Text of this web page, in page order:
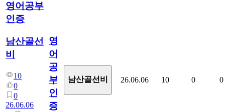
영어공부
인증
남산골선
비
10
0
0
26.06.06
영
어
공
부
인
증
남산골선비 26.06.06 10 0 0